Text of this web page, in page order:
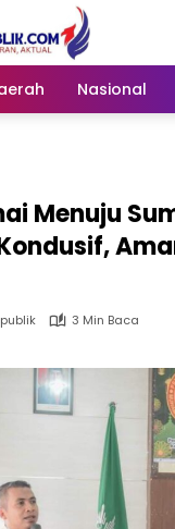
Nasional
Menuju
3 Min Baca